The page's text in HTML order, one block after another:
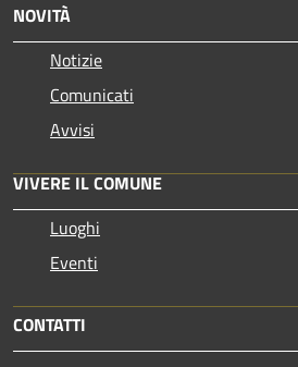
NOVITÀ
Notizie
Comunicati
Avvisi
VIVERE IL COMUNE
Luoghi
Eventi
CONTATTI